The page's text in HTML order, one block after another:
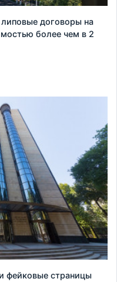
договоры на
более чем в 2
фейковые страницы